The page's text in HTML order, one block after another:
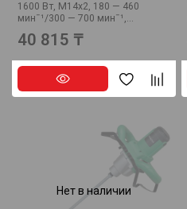
1600 Вт, М14х2, 180 — 460
минˉ¹/300 — 700 минˉ¹,...
40 815 ₸
Нет в наличии